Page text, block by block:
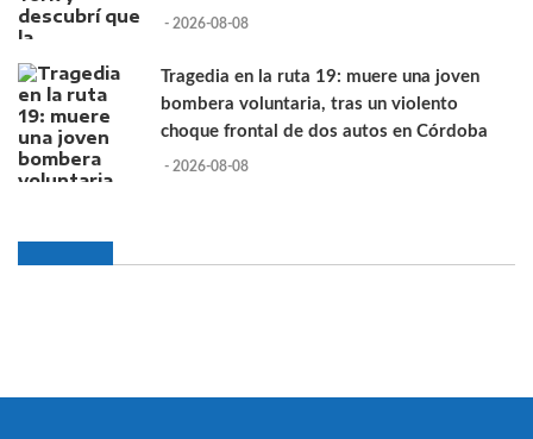
- 2026-08-08
Tragedia en la ruta 19: muere una joven
bombera voluntaria, tras un violento
choque frontal de dos autos en Córdoba
- 2026-08-08